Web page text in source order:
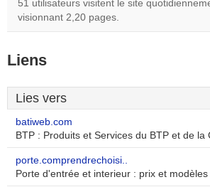
51 utilisateurs visitent le site
visionnant 2,20 pages.
Liens
Lies vers
batiweb.com
BTP : Produits et Services du BTP et de la
porte.comprendrechoisi..
Porte d'entrée et interieur : prix et